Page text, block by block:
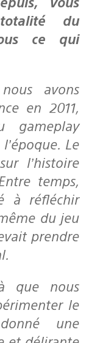
du
ce qui
en 2011,
gameplay
Le
l’histoire
temps,
à réfléchir
du jeu
prendre
le
une